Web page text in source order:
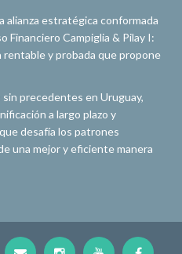
alianza estratégica conformada
Financiero Campiglia & Pilay I:
y probada que propone
precedentes en Uruguay,
a largo plazo y
desafía los patrones
una mejor y eficiente manera